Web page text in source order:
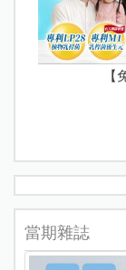
當期雜誌